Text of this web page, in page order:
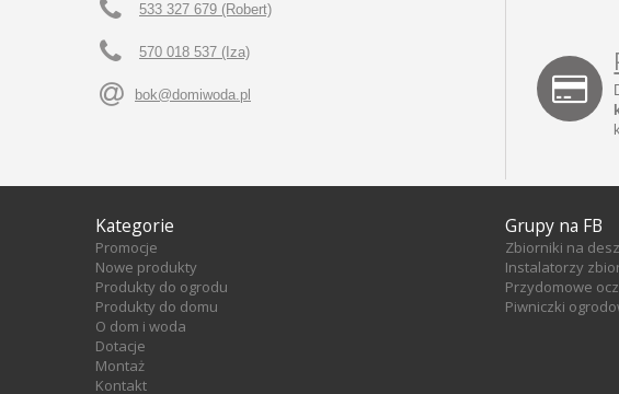
533 327 679 (Robert)
570 018 537 (Iza)
bok@domiwoda.pl
Kategorie
Promocje
Nowe produkty
Produkty do ogrodu
Produkty do domu
O dom i woda
Dotacje
Montaż
Kontakt
Grupy na FB
Zbiorniki na
Instalatorzy
Przydomowe
Piwniczki